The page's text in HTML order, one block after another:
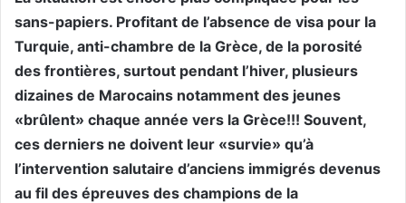
sans-papiers. Profitant de l’absence de visa pour la
Turquie, anti-chambre de la Grèce, de la porosité
des frontières, surtout pendant l’hiver, plusieurs
dizaines de Marocains notamment des jeunes
«brûlent» chaque année vers la Grèce!!! Souvent,
ces derniers ne doivent leur «survie» qu’à
l’intervention salutaire d’anciens immigrés devenus
au fil des épreuves des champions de la